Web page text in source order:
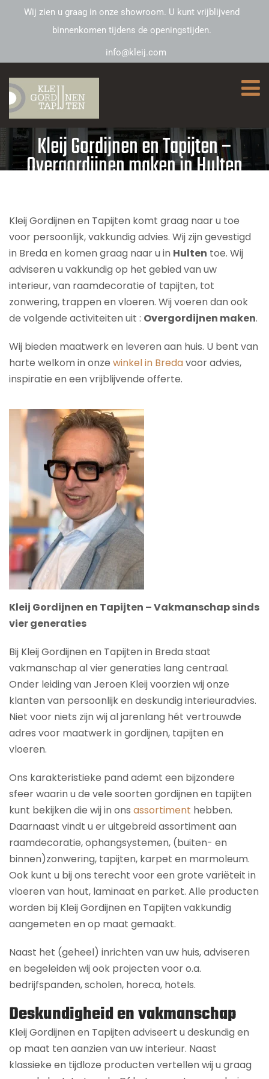
Wij zien u graag in onze showroom. U kunt vrijblijvend
binnenkomen tijdens de openingstijden.
info@kleij.com
Kleij Gordijnen en Tapijten –
Overgordijnen maken in Hulten
Kleij Gordijnen en Tapijten komt graag naar u toe
voor persoonlijk, vakkundig advies. Wij zijn gevestigd
in Breda en komen graag naar u in Hulten toe. Wij
adviseren u vakkundig op het gebied van uw
interieur, van raamdecoratie of tapijten, tot
zonwering, trappen en vloeren. Wij voeren dan ook
de volgende activiteiten uit : Overgordijnen maken.
Wij bieden maatwerk en leveren aan huis. U bent van
harte welkom in onze winkel in Bredavoor advies,
inspiratie en een vrijblijvende offerte.
Kleij Gordijnen en Tapijten – Vakmanschap sinds
vier generaties
Bij Kleij Gordijnen en Tapijten in Breda staat
vakmanschap al vier generaties lang centraal.
Onder leiding van Jeroen Kleij voorzien wij onze
klanten van persoonlijk en deskundig interieuradvies.
Niet voor niets zijn wij al jarenlang hét vertrouwde
adres voor maatwerk in gordijnen, tapijten en
vloeren.
Ons karakteristieke pand ademt een bijzondere
sfeer waarin u de vele soorten gordijnen en tapijten
kunt bekijken die wij in ons assortiment hebben.
Daarnaast vindt u er uitgebreid assortiment aan
raamdecoratie, ophangsystemen, (buiten- en
binnen)zonwering, tapijten, karpet en marmoleum.
Ook kunt u bij ons terecht voor een grote variëteit in
vloeren van hout, laminaat en parket. Alle producten
worden bij Kleij Gordijnen en Tapijten vakkundig
aangemeten en op maat gemaakt.
Naast het (geheel) inrichten van uw huis, adviseren
en begeleiden wij ook projecten voor o.a.
bedrijfspanden, scholen, horeca, hotels.
Deskundigheid en vakmanschap
Kleij Gordijnen en Tapijten adviseert u deskundig en
op maat ten aanzien van uw interieur. Naast
klassieke en tijdloze producten vertellen wij u graag